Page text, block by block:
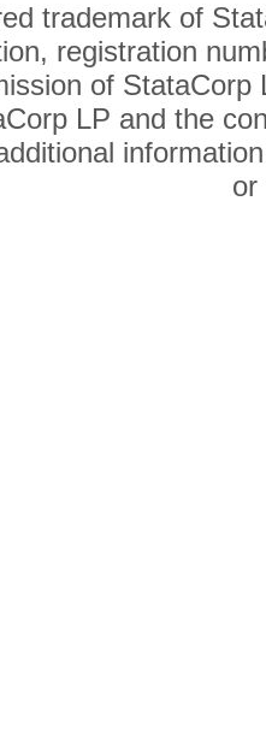
trademark of
registration
of
LP and the
or